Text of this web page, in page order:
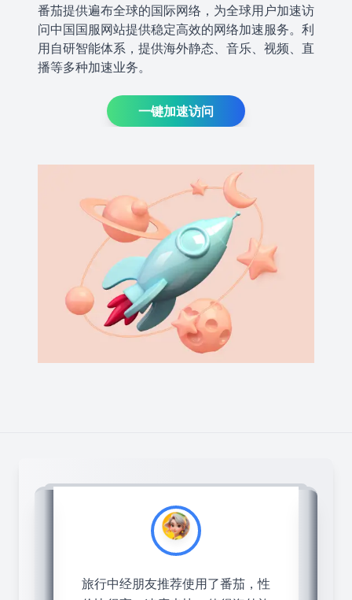
番茄提供遍布全球的国际网络，为全球用户加速访
问中国国服网站提供稳定高效的网络加速服务。利
用自研智能体系，提供海外静态、音乐、视频、直
播等多种加速业务。
一键加速访问
旅行中经朋友推荐使用了番茄，性